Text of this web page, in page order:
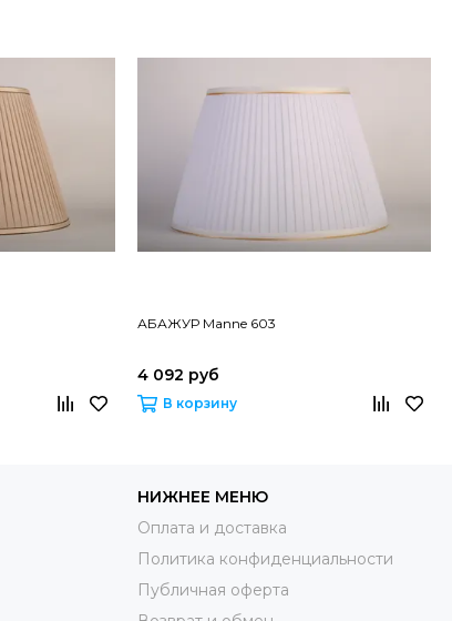
АБАЖУР Manne 603
4 092 руб
В корзину
НИЖНЕЕ МЕНЮ
Оплата и доставка
Политика конфиденциальности
Публичная оферта